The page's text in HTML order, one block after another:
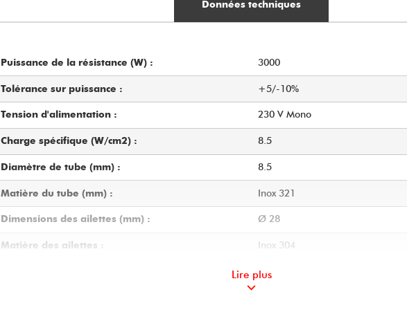
Données techniques
Puissance de la résistance (W) : 3000
Tolérance sur puissance : +5/-10%
Tension d'alimentation : 230 V Mono
Charge spécifique (W/cm2) : 8.5
Diamètre de tube (mm) : 8.5
Matière du tube (mm) : Inox 321
Dimensions des ailettes (mm) : Ø 28
Matière des ailettes : Inox 304
780
Lire plus